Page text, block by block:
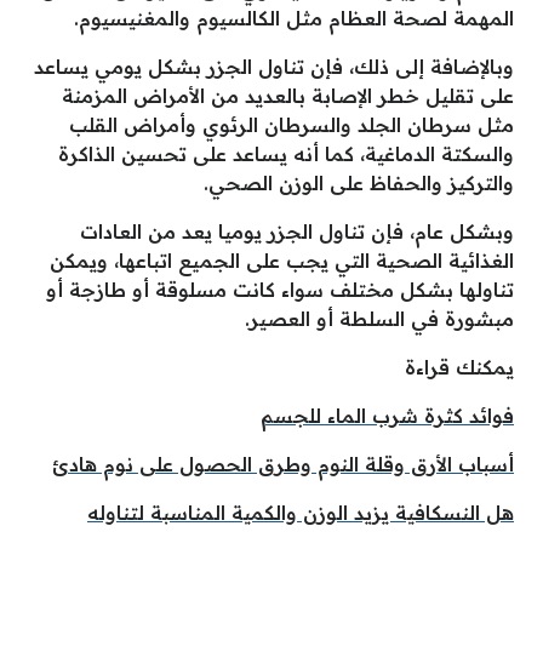
المهمة لصحة العظام مثل الكالسيوم والمغنيسيوم.
وبالإضافة إلى ذلك، فإن تناول الجزر بشكل يومي يساعد
على تقليل خطر الإصابة بالعديد من الأمراض المزمنة
مثل سرطان الجلد والسرطان الرئوي وأمراض القلب
والسكتة الدماغية، كما أنه يساعد على تحسين الذاكرة
والتركيز والحفاظ على الوزن الصحي.
وبشكل عام، فإن تناول الجزر يوميا يعد من العادات
الغذائية الصحية التي يجب على الجميع اتباعها، ويمكن
تناولها بشكل مختلف سواء كانت مسلوقة أو طازجة أو
مبشورة في السلطة أو العصير.
يمكنك قراءة
فوائد كثرة شرب الماء للجسم
أسباب الأرق وقلة النوم وطرق الحصول على نوم هادئ
هل النسكافية يزيد الوزن والكمية المناسبة لتناوله